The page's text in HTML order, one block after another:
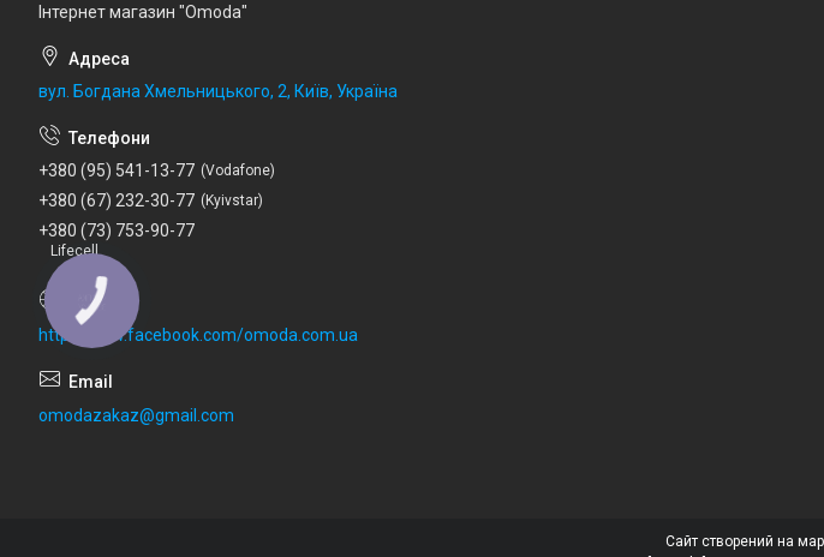
Інтернет магазин "Omoda"
вул. Богдана Хмельницького, 2, Київ, Україна
+380 (95) 541-13-77 Vodafone
+380 (67) 232-30-77 Kyivstar
+380 (73) 753-90-77
Lifecell
http://www.facebook.com/omoda.com.ua
omodazakaz@gmail.com
Сайт створений на